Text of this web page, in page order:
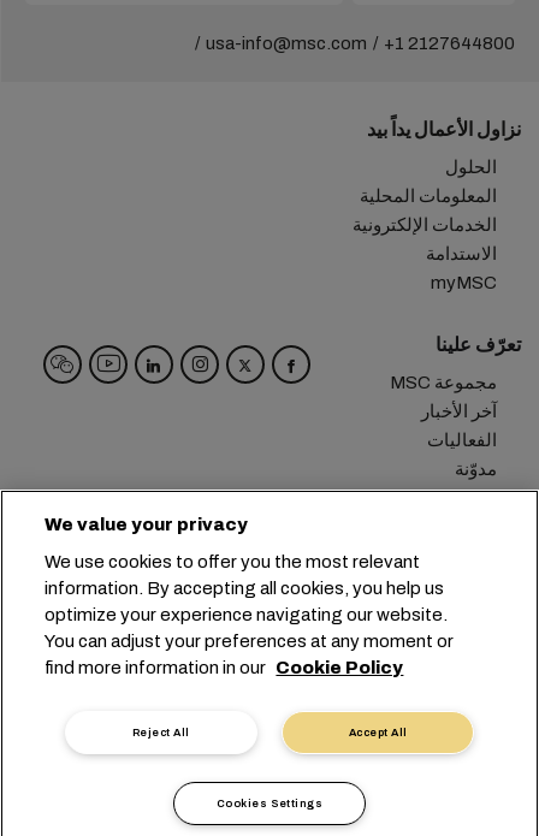
+1 2127644800
usa-info@msc.com
نزاول الأعمال يداً بيد
الحلول
المعلومات المحلية
الخدمات الإلكترونية
الاستدامة
myMSC
تعرّف علينا
مجموعة MSC
آخر الأخبار
الفعاليات
مدوّنة
الوظائف
المقر الرئيسي: +41 227038888
info@msc.com
Chemin Rieu 12, 1208 Geneva
Switzerland
إعدادات ملفات تعريف الارتباط
خصوصية البيانات
شروط وأحكام الناقل
التزامات الاتحاد الأوروبي
أخلاقيات مهنية
الشهادات
أداة الإبلاغ الرقمية
沪ICP备13010414号-6
沪公网安备 31010902003394号
We value your privacy
We use cookies to offer you the most relevant
information. By accepting all cookies, you help us
optimize your experience navigating our website.
You can adjust your preferences at any moment or
find more information in our Cookie Policy
Accept All
Reject All
Cookies Settings